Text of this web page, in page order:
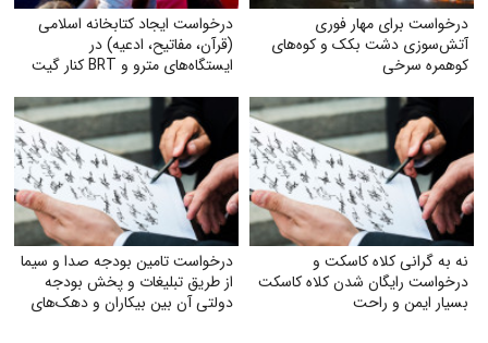
درخواست برای مهار فوری
آتش‌سوزی دشت بکک و کوه‌های
کوهمره‌ سرخی
درخواست ایجاد کتابخانه اسلامی
(قرآن، مفاتیح، ادعیه) در
ایستگاه‌های مترو و BRT کنار گیت
نه به گرانی کلاه کاسکت و
درخواست رایگان شدن کلاه کاسکت
بسیار ایمن و راحت
درخواست تامین بودجه صدا و سیما
از طریق تبلیغات و پخش بودجه
دولتی آن بین بیکاران و دهک‌های